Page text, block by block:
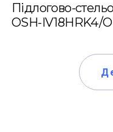
Підлогово-
OSH-IV18HRK4/